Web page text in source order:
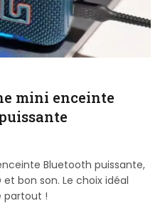
mini enceinte
Bluetooth puissante,
bon son. Le choix idéal
partout !